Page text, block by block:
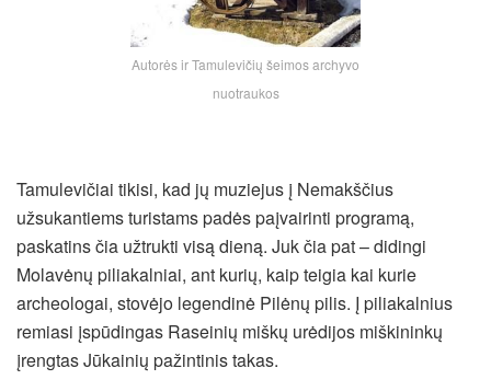
Autorės ir Tamulevičių šeimos archyvo
nuotraukos
Tamulevičiai tikisi, kad jų muziejus į Nemakščius
užsukantiems turistams padės paįvairinti programą,
paskatins čia užtrukti visą dieną. Juk čia pat – didingi
Molavėnų piliakalniai, ant kurių, kaip teigia kai kurie
archeologai, stovėjo legendinė Pilėnų pilis. Į piliakalnius
remiasi įspūdingas Raseinių miškų urėdijos miškininkų
įrengtas Jūkainių pažintinis takas.